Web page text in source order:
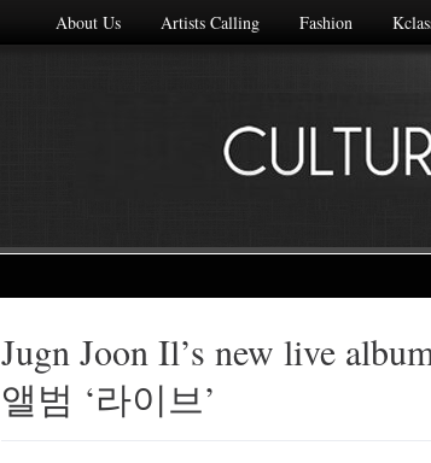
About Us Artists Calling Fashion
Jugn Joon Il’s new live
앨범 ‘라이브’
Made with
FLARE
More Info